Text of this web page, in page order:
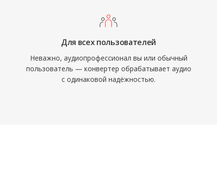
Для всех пользователей
Неважно, аудиопрофессионал вы или обычный
пользователь — конвертер обрабатывает аудио
с одинаковой надёжностью.